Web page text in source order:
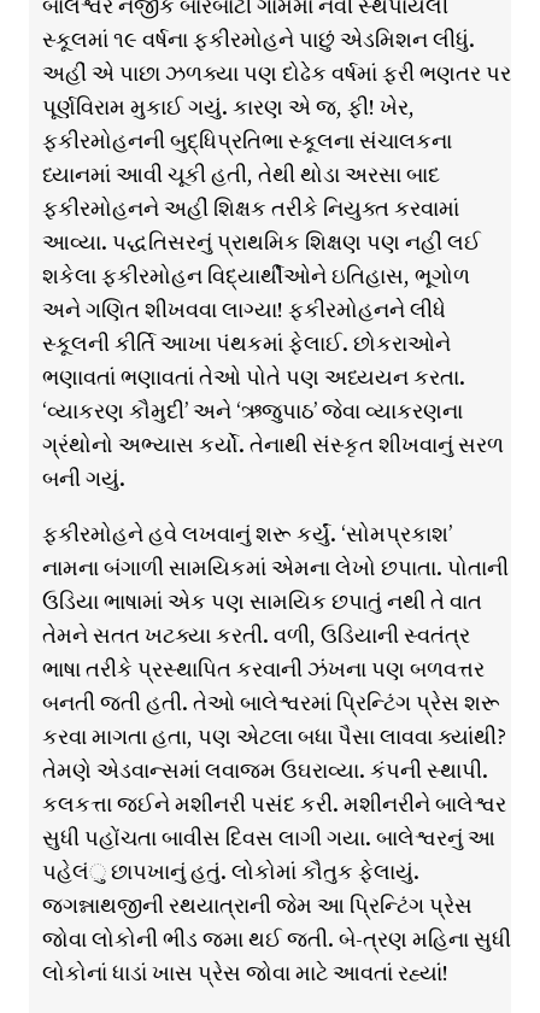
સ્કૂલમાં ૧૯ વર્ષના ફકીરમોહને પાછું એડમિશન લીધું.
અહીં એ પાછા ઝળક્યા પણ દોઢેક વર્ષમાં ફરી ભણતર પર
પૂર્ણવિરામ મુકાઈ ગયું. કારણ એ જ, ફી! ખેર,
ફકીરમોહનની બુદ્ધિપ્રતિભા સ્કૂલના સંચાલકના
ધ્યાનમાં આવી ચૂકી હતી, તેથી થોડા અરસા બાદ
ફકીરમોહનને અહીં શિક્ષક તરીકે નિયુક્ત કરવામાં
આવ્યા. પદ્ધતિસરનું પ્રાથમિક શિક્ષણ પણ નહીં લઈ
શકેલા ફકીરમોહન વિદ્યાર્થીઓને ઇતિહાસ, ભૂગોળ
અને ગણિત શીખવવા લાગ્યા! ફકીરમોહનને લીધે
સ્કૂલની કીર્તિ આખા પંથકમાં ફેલાઈ. છોકરાઓને
ભણાવતાં ભણાવતાં તેઓ પોતે પણ અધ્યયન કરતા.
‘વ્યાકરણ કૌમુદી’ અને ‘ઋજુપાઠ’ જેવા વ્યાકરણના
ગ્રંથોનો અભ્યાસ કર્યો. તેનાથી સંસ્કૃત શીખવાનું સરળ
બની ગયું.
ફકીરમોહને હવે લખવાનું શરૂ કર્યું. ‘સોમપ્રકાશ’
નામના બંગાળી સામયિકમાં એમના લેખો છપાતા. પોતાની
ઉડિયા ભાષામાં એક પણ સામયિક છપાતું નથી તે વાત
તેમને સતત ખટક્યા કરતી. વળી, ઉડિયાની સ્વતંત્ર
ભાષા તરીકે પ્રસ્થાપિત કરવાની ઝંખના પણ બળવત્તર
બનતી જતી હતી. તેઓ બાલેશ્વરમાં પ્રિન્ટિંગ પ્રેસ શરૂ
કરવા માગતા હતા, પણ એટલા બધા પૈસા લાવવા ક્યાંથી?
તેમણે એડવાન્સમાં લવાજમ ઉઘરાવ્યા. કંપની સ્થાપી.
કલકત્તા જઈને મશીનરી પસંદ કરી. મશીનરીને બાલેશ્વર
સુધી પહોંચતા બાવીસ દિવસ લાગી ગયા. બાલેશ્વરનું આ
પહેલંુ છાપખાનું હતું. લોકોમાં કૌતુક ફેલાયું.
જગન્નાથજીની રથયાત્રાની જેમ આ પ્રિન્ટિંગ પ્રેસ
જોવા લોકોની ભીડ જમા થઈ જતી. બે-ત્રણ મહિના સુધી
લોકોનાં ધાડાં ખાસ પ્રેસ જોવા માટે આવતાં રહ્યાં!